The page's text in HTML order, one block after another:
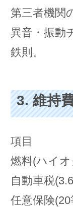
第三者機関
異音・振動
鉄則。
3. 維持
項目
燃料(ハイ
自動車税
任意保険